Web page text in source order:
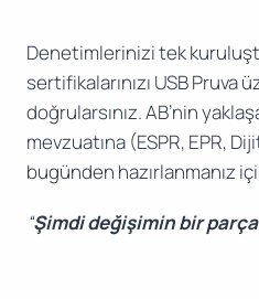
Denetimlerinizi tek
sertifikalarınızı USB Pruva
doğrularsınız. AB’nin
mevzuatına (ESPR, EPR,
bugünden hazırlanmanız
“Şimdi değişimin bir